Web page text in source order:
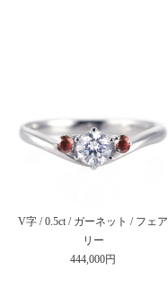
V字 / 0.5ct / ガーネット / フェア
リー
444,000円